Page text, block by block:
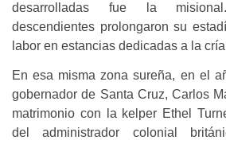
desarrolladas fue la
descendientes prolongaron su
labor en estancias dedicadas a la
En esa misma zona sureña, en el
gobernador de Santa Cruz, Carlos
matrimonio con la kelper Ethel
del administrador colonial